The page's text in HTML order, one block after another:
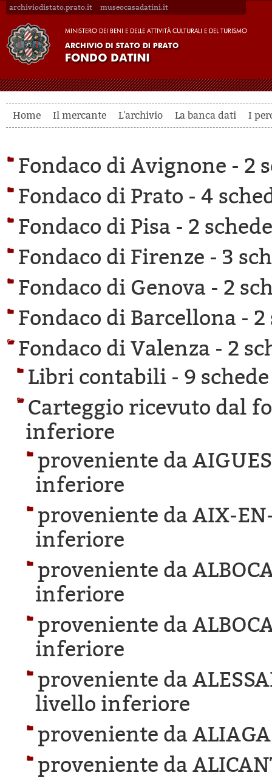
archiviodistato.prato.it museocasadatini.it
Home Il mercante L'archivio La banca dati I
Fondaco di Avignone - 2
Fondaco di Prato - 4
Fondaco di Pisa - 2
Fondaco di Firenze - 3
Fondaco di Genova - 2
Fondaco di Barcellona - 2
Fondaco di Valenza - 2
Libri contabili - 9
Carteggio ricevuto dal
inferiore
proveniente da
inferiore
proveniente da AIX-
inferiore
proveniente da
inferiore
proveniente da
inferiore
proveniente da
livello inferiore
proveniente da
proveniente da